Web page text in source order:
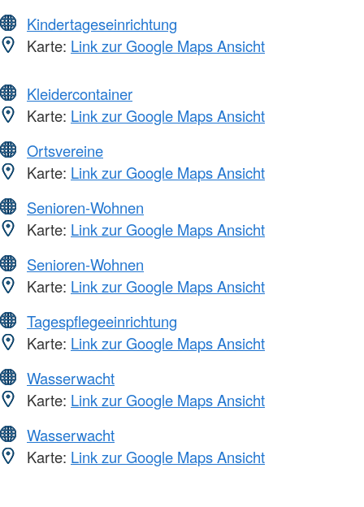
Kindertageseinrichtung
Karte: Link zur Google Maps Ansicht
Kleidercontainer
Karte: Link zur Google Maps Ansicht
Ortsvereine
Karte: Link zur Google Maps Ansicht
Senioren-Wohnen
Karte: Link zur Google Maps Ansicht
Senioren-Wohnen
Karte: Link zur Google Maps Ansicht
Tagespflegeeinrichtung
Karte: Link zur Google Maps Ansicht
Wasserwacht
Karte: Link zur Google Maps Ansicht
Wasserwacht
Karte: Link zur Google Maps Ansicht